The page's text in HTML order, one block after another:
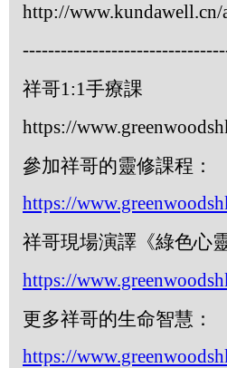
http://www.kundawell.cn/
祥哥1:1手療課
https://
參加祥哥的靈修課程：
https://
祥哥現場演譯《綠色心
https://
更多祥哥的生命智慧：
https://